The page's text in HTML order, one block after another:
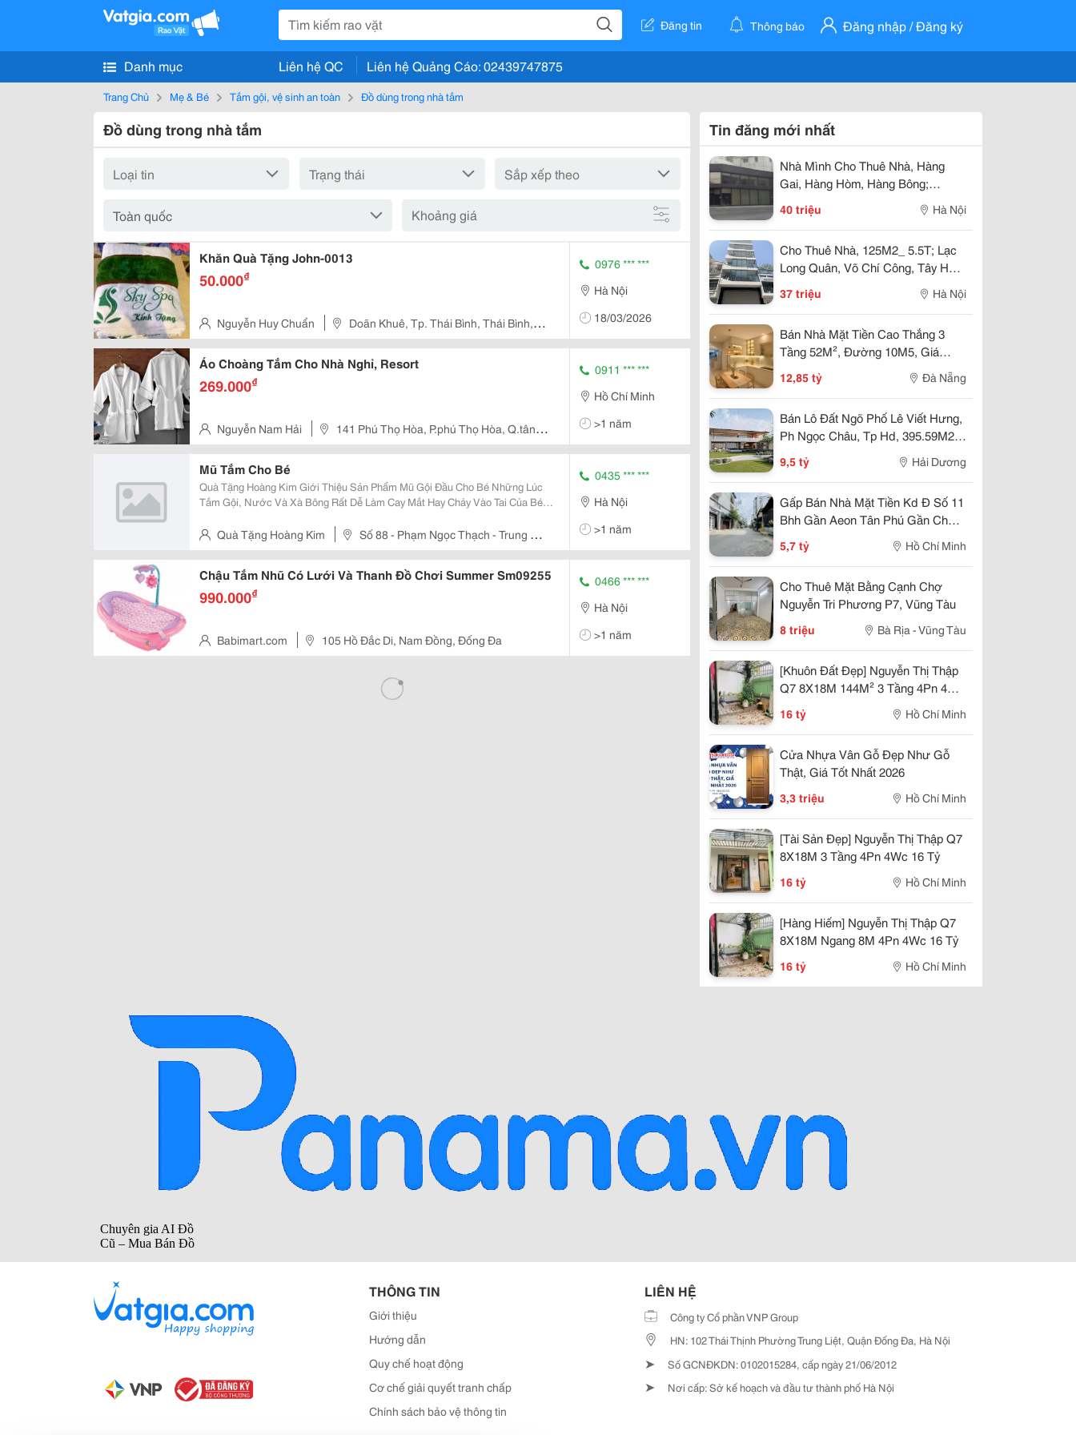
Đăng tin Thông báo Đăng nhập / Đăng ký
Danh mục Liên hệ QC Liên hệ Quảng Cáo: 02439747875
Trang Chủ Mẹ & Bé Tắm gội, vệ sinh an toàn Đồ dùng trong nhà tắm
Đồ dùng trong nhà tắm
Khoảng giá
Khăn Quà Tặng John-0013
50.000₫
Nguyễn Huy Chuẩn
Doãn Khuê, Tp. Thái Bình, Thái Bình,
Việt Nam
0976 *** ***
Hà Nội
18/03/2026
Áo Choàng Tắm Cho Nhà Nghỉ, Resort
269.000₫
Nguyễn Nam Hải
141 Phú Thọ Hòa, P.phú Thọ Hòa, Q.tân
Phú
0911 *** ***
Hồ Chí Minh
>1 năm
Mũ Tắm Cho Bé
Quà Tặng Hoàng Kim Giới Thiệu Sản Phẩm Mũ Gội Đầu Cho Bé Những Lúc
Tắm Gội, Nước Và Xà Bông Rất Dễ Làm Cay Mắt Hay Chảy Vào Tai Của Bé
Những Vấn Đề Trên Đã Tạo Cho Trẻ Cảm Giác
Quà Tặng Hoàng Kim
Số 88 - Phạm Ngọc Thạch - Trung Tự
- Đống Đa- Hà Nội
0435 *** ***
Hà Nội
>1 năm
Chậu Tắm Nhũ Có Lưới Và Thanh Đồ Chơi Summer Sm09255
990.000₫
Babimart.com 105 Hồ Đắc Di, Nam Đồng, Đống Đa
0466 *** ***
Hà Nội
>1 năm
Tin đăng mới nhất
Nhà Mình Cho Thuê Nhà, Hàng
Gai, Hàng Hòm, Hàng Bông;
40 triệu Hà Nội
Cho Thuê Nhà, 125M2_ 5.5T; Lạc
Long Quân, Võ Chí Công, Tây Hồ
37 triệu Hà Nội
Bán Nhà Mặt Tiền Cao Thắng 3
Tầng 52M², Đường 10M5, Giá
12,85 tỷ Đà Nẵng
Bán Lô Đất Ngõ Phố Lê Viết Hưng,
Ph Ngọc Châu, Tp Hd, 395.59M2,
9,5 tỷ Hải Dương
Gấp Bán Nhà Mặt Tiền Kd Đ Số 11
Bhh Gần Aeon Tân Phú Gần Chợ
26/3-2 Tầng 60M2-5 Tỷ7
5,7 tỷ Hồ Chí Minh
Cho Thuê Mặt Bằng Cạnh Chợ
Nguyễn Tri Phương P7, Vũng Tàu
8 triệu Bà Rịa - Vũng Tàu
[Khuôn Đất Đẹp] Nguyễn Thị Thập
Q7 8X18M 144M² 3 Tầng 4Pn 4Wc
16 tỷ Hồ Chí Minh
Cửa Nhựa Vân Gỗ Đẹp Như Gỗ
Thật, Giá Tốt Nhất 2026
3,3 triệu Hồ Chí Minh
[Tài Sản Đẹp] Nguyễn Thị Thập Q7
8X18M 3 Tầng 4Pn 4Wc 16 Tỷ
16 tỷ Hồ Chí Minh
[Hàng Hiếm] Nguyễn Thị Thập Q7
8X18M Ngang 8M 4Pn 4Wc 16 Tỷ
16 tỷ Hồ Chí Minh
THÔNG TIN
Giới thiệu
Hướng dẫn
Quy chế hoạt động
Cơ chế giải quyết tranh chấp
Chính sách bảo vệ thông tin
LIÊN HỆ
Công ty Cổ phần VNP Group
HN: 102 Thái Thịnh Phường Trung Liệt, Quận Đống Đa, Hà Nội
➤ Số GCNĐKDN: 0102015284, cấp ngày 21/06/2012
➤ Nơi cấp: Sở kế hoạch và đầu tư thành phố Hà Nội